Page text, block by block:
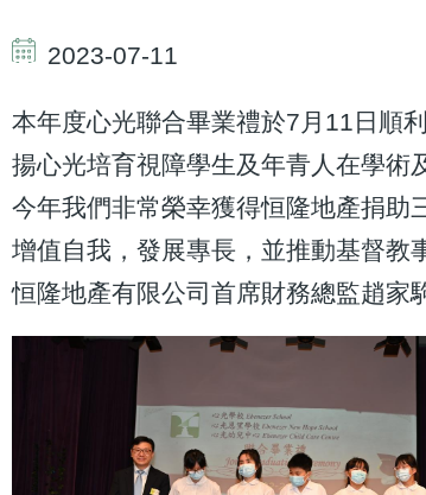
結
2023-07-11
本年度心光聯合畢業禮於7月11日順
揚心光培育視障學生及年青人在學術
今年我們非常榮幸獲得恒隆地產捐助
增值自我，發展專長，並推動基督教
恒隆地產有限公司首席財務總監趙家